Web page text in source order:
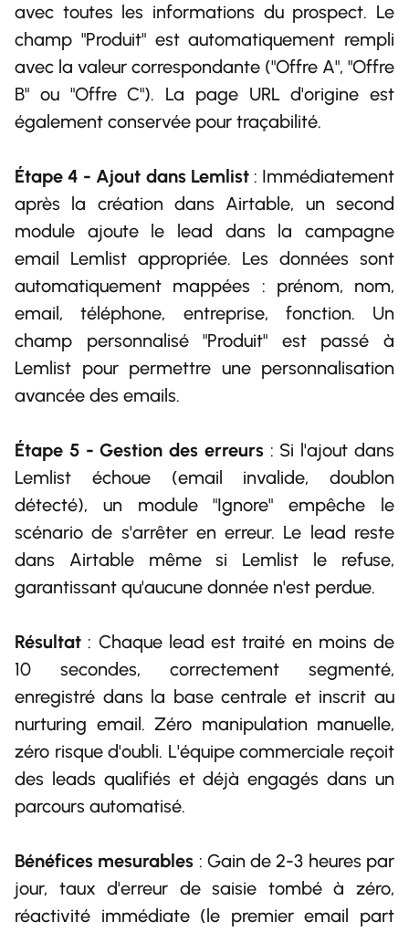
avec toutes les informations du prospect. Le
champ "Produit" est automatiquement rempli
avec la valeur correspondante ("Offre A", "Offre
B" ou "Offre C"). La page URL d'origine est
également conservée pour traçabilité.
Étape 4 - Ajout dans Lemlist: Immédiatement
après la création dans Airtable, un second
module ajoute le lead dans la campagne
email Lemlist appropriée. Les données sont
automatiquement mappées : prénom, nom,
email, téléphone, entreprise, fonction. Un
champ personnalisé "Produit" est passé à
Lemlist pour permettre une personnalisation
avancée des emails.
Étape 5 - Gestion des erreurs: Si l'ajout dans
Lemlist échoue (email invalide, doublon
détecté), un module "Ignore" empêche le
scénario de s'arrêter en erreur. Le lead reste
dans Airtable même si Lemlist le refuse,
garantissant qu'aucune donnée n'est perdue.
Résultat : Chaque lead est traité en moins de
10 secondes, correctement segmenté,
enregistré dans la base centrale et inscrit au
nurturing email. Zéro manipulation manuelle,
zéro risque d'oubli. L'équipe commerciale reçoit
des leads qualifiés et déjà engagés dans un
parcours automatisé.
Bénéfices mesurables : Gain de 2-3 heures par
jour, taux d'erreur de saisie tombé à zéro,
réactivité immédiate (le premier email part